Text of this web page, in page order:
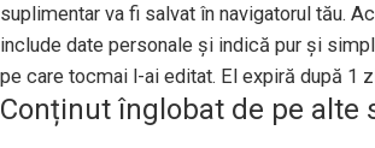
suplimentar va fi salvat în navigatorul tău.
include date personale și indică pur și
pe care tocmai l-ai editat. El expiră după 1
Conținut înglobat de pe alte